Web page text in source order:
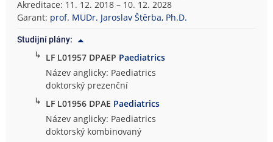
Akreditace: 11. 12. 2018 – 10. 12. 2028
Garant: prof. MUDr. Jaroslav Štěrba, Ph.D.
Studijní plány:
↳ LF L01957 DPAEP Paediatrics
Název anglicky: Paediatrics
doktorský prezenční
↳ LF L01956 DPAE Paediatrics
Název anglicky: Paediatrics
doktorský kombinovaný